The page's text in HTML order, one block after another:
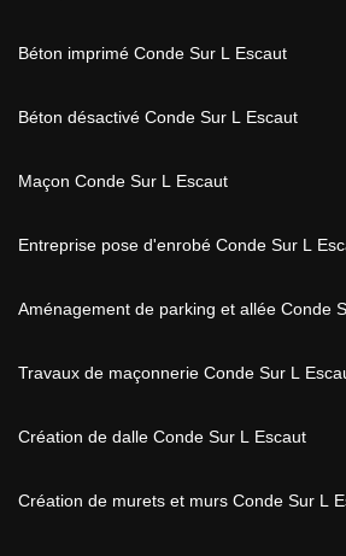
Béton imprimé Conde Sur L Escaut
Béton désactivé Conde Sur L Escaut
Maçon Conde Sur L Escaut
Entreprise pose d'enrobé Conde Sur L
Aménagement de parking et allée Conde
Travaux de maçonnerie Conde Sur L
Création de dalle Conde Sur L Escaut
Création de murets et murs Conde Sur L